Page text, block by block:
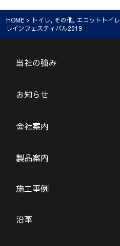
HOME > トイレ, その他, エコットトイレ
レインフェスティバル2019
当社の強み
お知らせ
会社案内
製品案内
施工事例
沿革